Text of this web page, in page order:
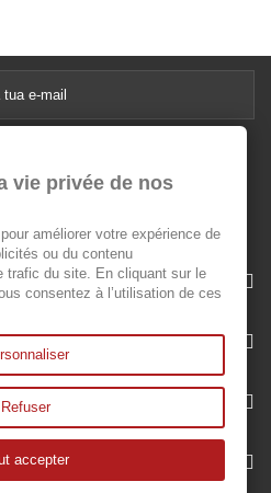
vie privée de nos
améliorer votre expérience de
ou du contenu
trafic du site. En cliquant sur le
consentez à l’utilisation de ces
Refuser
accepter